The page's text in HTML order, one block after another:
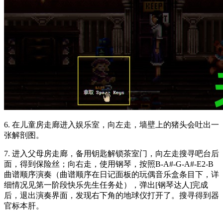
6. 在儿童房走廊进入娱乐室，向左走，墙壁上的猪头会吐出一
张解剖图。
7. 进入父母房走廊，备用钥匙解锁茶室门，向左走搜寻吧台后
面，得到保险丝；向右走，使用钢琴，按照B-A#-G-A#-E2-B
曲谱顺序演奏（曲谱顺序在日记面板的玩偶音乐盒条目下，详
细情况见第一阶段快乐先生任务处），弹出[钢琴达人]完成
后，退出演奏界面，发现右下角的地球仪打开了。搜寻得到器
官标本肝。